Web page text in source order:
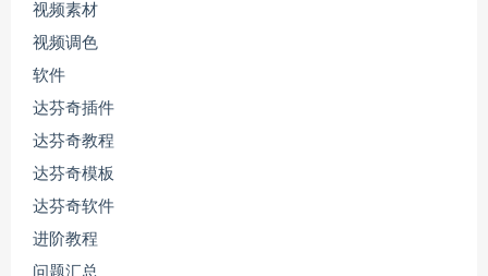
视频素材
视频调色
软件
达芬奇插件
达芬奇教程
达芬奇模板
达芬奇软件
进阶教程
问题汇总